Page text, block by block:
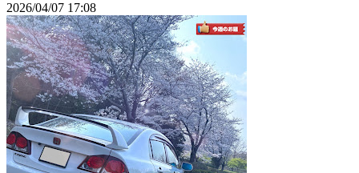
2026/04/07 17:08